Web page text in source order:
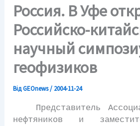
Россия. В Уфе
Российско-
научный
геофизиков
ВідGEOnews/ 2004-11-24
Представитель
нефтяников и